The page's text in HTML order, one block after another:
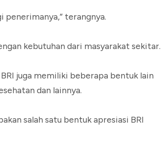
penerimanya,” terangnya.
kebutuhan dari masyarakat sekitar.
juga memiliki beberapa bentuk lain
dan lainnya.
salah satu bentuk apresiasi BRI